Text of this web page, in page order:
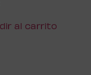
al carrito